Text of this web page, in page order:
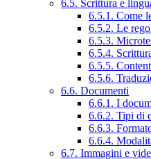
6.5. Scrittura e
6.5.1. Come
6.5.2. Le
6.5.3.
6.5.4.
6.5.5.
6.5.6.
6.6. Documenti
6.6.1. I
6.6.2. Tipi di
6.6.3.
6.6.4.
6.7. Immagini e